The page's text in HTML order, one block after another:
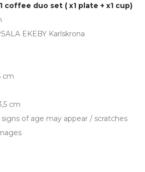
coffee duo set ( x1 plate + x1 cup)
EKEBY Karlskrona
cm
cm
of age may appear / scratches